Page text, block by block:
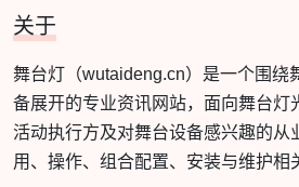
关于
舞台灯（wutaideng.cn）是一个围绕
备展开的专业资讯网站，面向舞台灯
活动执行方及对舞台设备感兴趣的从
用、操作、组合配置、安装与维护相